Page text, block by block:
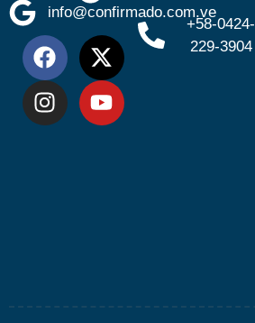
info@confirmado.com.ve
+58-0424-
229-3904